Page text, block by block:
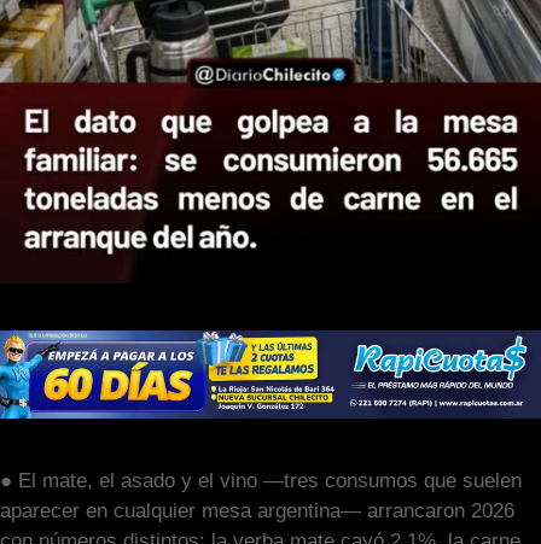
● El mate, el asado y el vino —tres consumos que suelen
aparecer en cualquier mesa argentina— arrancaron 2026